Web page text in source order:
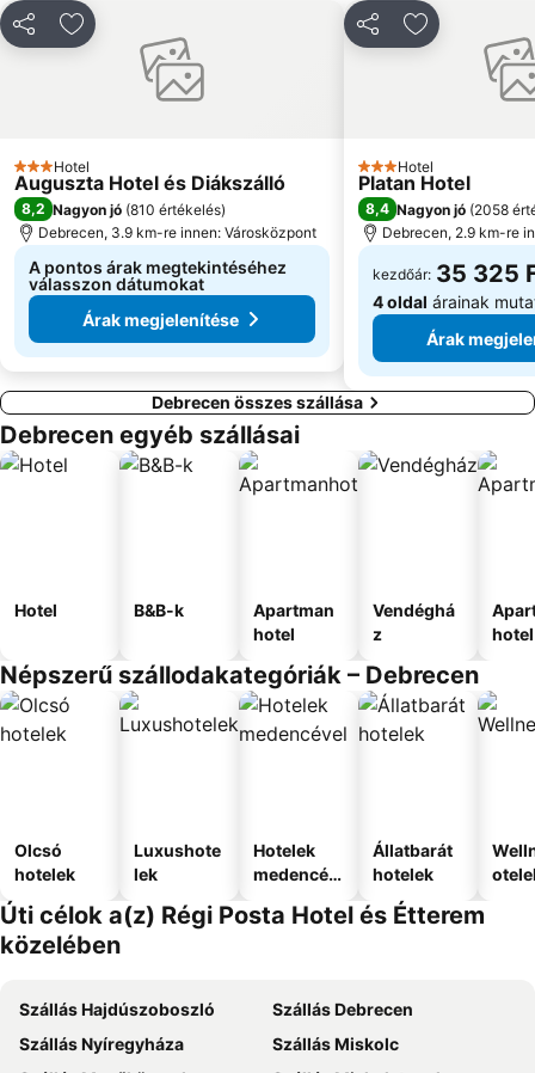
MegosztásHozzáadás a kedvencekhez
3 Kategória
Hotel
Auguszta Hotel és Diákszálló
8,2 Nagyon jó (810 értékelés)
Debrecen, 3.9 km-re innen: Városközpont
A pontos árak megtekintéséhez
válasszon dátumokat
Árak megjelenítése
MegosztásHozzáadás
3 Kategória
Hotel
Platan Hotel
8,4 Nagyon jó (2058
Debrecen, 2.9 km-re
kezdőár: 35 325
4 oldal árainak
Árak
Debrecen összes szállása
Debrecen egyéb szállásai
Hotel B&B-k
Apartman
hotel
Vendéghá
z
hotel
Népszerű szállodakategóriák – Debrecen
Olcsó
hotelek
Luxushote
lek
Hotelek
medencév
Állatbarát
hotelek
Úti célok a(z) Régi Posta Hotel és Étterem
közelében
Szállás Hajdúszoboszló
Szállás Debrecen
Szállás Nyíregyháza
Szállás Miskolc